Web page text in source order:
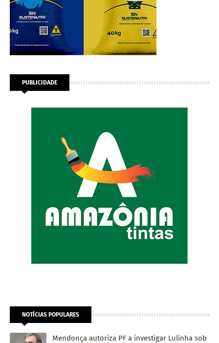
PUBLICIDADE
NOTÍCIAS POPULARES
Mendonça autoriza PF a investigar Lulinha sob